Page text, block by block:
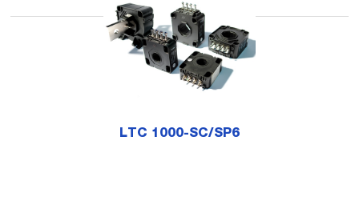
LTC 1000-SC/SP6